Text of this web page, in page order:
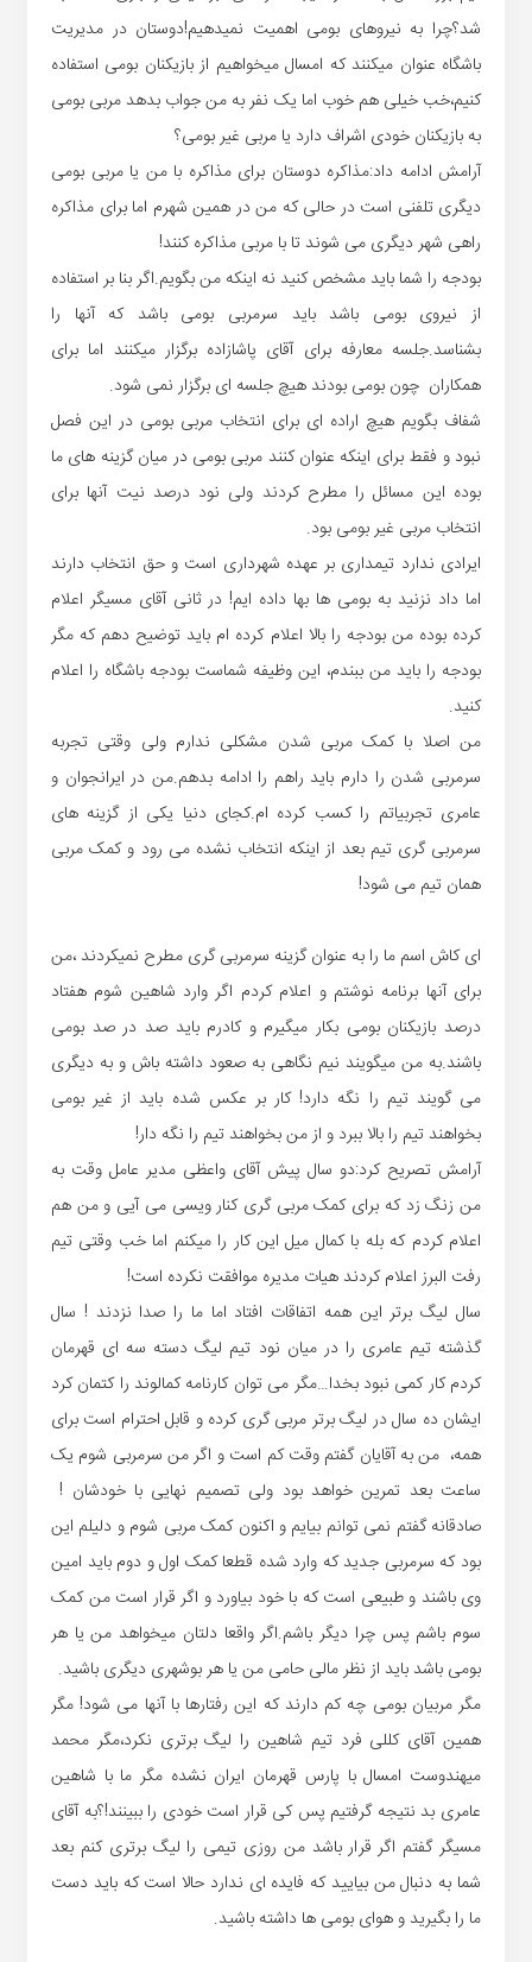
شد؟چرا به نیروهای بومی اهمیت نمیدهیم!دوستان در مدیریت
باشگاه عنوان میکنند که امسال میخواهیم از بازیکنان بومی استفاده
کنیم،خب خیلی هم خوب اما یک نفر به من جواب بدهد مربی بومی
به بازیکنان خودی اشراف دارد یا مربی غیر بومی؟
آرامش ادامه داد:مذاکره دوستان برای مذاکره با من یا مربی بومی
دیگری تلفنی است در حالی که من در همین شهرم اما برای مذاکره
راهی شهر دیگری می شوند تا با مربی مذاکره کنند!
بودجه را شما باید مشخص کنید نه اینکه من بگویم.اگر بنا بر استفاده
از نیروی بومی باشد باید سرمربی بومی باشد که آنها را
بشناسد.جلسه معارفه برای آقای پاشازاده برگزار میکنند اما برای
همکاران چون بومی بودند هیچ جلسه ای برگزار نمی شود.
شفاف بگویم هیچ اراده ای برای انتخاب مربی بومی در این فصل
نبود و فقط برای اینکه عنوان کنند مربی بومی در میان گزینه های ما
بوده این مسائل را مطرح کردند ولی نود درصد نیت آنها برای
انتخاب مربی غیر بومی بود.
ایرادی ندارد تیمداری بر عهده شهرداری است و حق انتخاب دارند
اما داد نزنید به بومی ها بها داده ایم! در ثانی آقای مسیگر اعلام
کرده بوده من بودجه را بالا اعلام کرده ام باید توضیح دهم که مگر
بودجه را باید من ببندم، این وظیفه شماست بودجه باشگاه را اعلام
کنید.
من اصلا با کمک مربی شدن مشکلی ندارم ولی وقتی تجربه
سرمربی شدن را دارم باید راهم را ادامه بدهم.من در ایرانجوان و
عامری تجربیاتم را کسب کرده ام.کجای دنیا یکی از گزینه های
سرمربی گری تیم بعد از اینکه انتخاب نشده می رود و کمک مربی
همان تیم می شود!
ای کاش اسم ما را به عنوان گزینه سرمربی گری مطرح نمیکردند ،من
برای آنها برنامه نوشتم و اعلام کردم اگر وارد شاهین شوم هفتاد
درصد بازیکنان بومی بکار میگیرم و کادرم باید صد در صد بومی
باشند.به من میگویند نیم نگاهی به صعود داشته باش و به دیگری
می گویند تیم را نگه دارد! کار بر عکس شده باید از غیر بومی
بخواهند تیم را بالا ببرد و از من بخواهند تیم را نگه دار!
آرامش تصریح کرد:دو سال پیش آقای واعظی مدیر عامل وقت به
من زنگ زد که برای کمک مربی گری کنار ویسی می آیی و من هم
اعلام کردم که بله با کمال میل این کار را میکنم اما خب وقتی تیم
رفت البرز اعلام کردند هیات مدیره موافقت نکرده است!
سال لیگ برتر این همه اتفاقات افتاد اما ما را صدا نزدند ! سال
گذشته تیم عامری را در میان نود تیم لیگ دسته سه ای قهرمان
کردم کار کمی نبود بخدا…مگر می توان کارنامه کمالوند را کتمان کرد
ایشان ده سال در لیگ برتر مربی گری کرده و قابل احترام است برای
همه، من به آقایان گفتم وقت کم است و اگر من سرمربی شوم یک
ساعت بعد تمرین خواهد بود ولی تصمیم نهایی با خودشان !
صادقانه گفتم نمی توانم بیایم و اکنون کمک مربی شوم و دلیلم این
بود که سرمربی جدید که وارد شده قطعا کمک اول و دوم باید امین
وی باشند و طبیعی است که با خود بیاورد و اگر قرار است من کمک
سوم باشم پس چرا دیگر باشم.اگر واقعا دلتان میخواهد من یا هر
بومی باشد باید از نظر مالی حامی من یا هر بوشهری دیگری باشید.
مگر مربیان بومی چه کم دارند که این رفتارها با آنها می شود! مگر
همین آقای کللی فرد تیم شاهین را لیگ برتری نکرد،مگر محمد
میهندوست امسال با پارس قهرمان ایران نشده مگر ما با شاهین
عامری بد نتیجه گرفتیم پس کی قرار است خودی را ببینند!؟به آقای
مسیگر گفتم اگر قرار باشد من روزی تیمی را لیگ برتری کنم بعد
شما به دنبال من بیایید که فایده ای ندارد حالا است که باید دست
ما را بگیرید و هوای بومی ها داشته باشید.